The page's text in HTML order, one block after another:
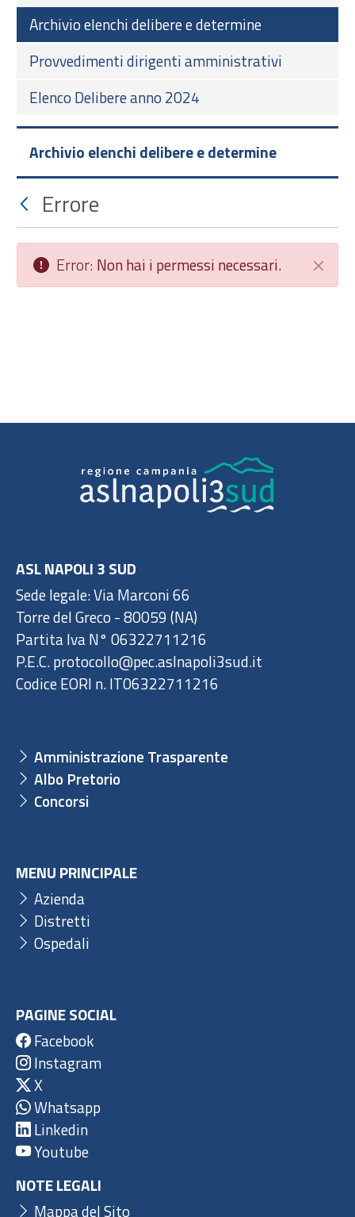
Archivio elenchi delibere e determine
Provvedimenti dirigenti amministrativi
Elenco Delibere anno 2024
Archivio elenchi delibere e determine
Errore
Chiudi
Error: Non hai i permessi necessari.
ASL NAPOLI 3 SUD
Sede legale: Via Marconi 66
Torre del Greco - 80059 (NA)
Partita Iva N° 06322711216
P.E.C. protocollo@pec.aslnapoli3sud.it
Codice EORI n. IT06322711216
Amministrazione Trasparente
Albo Pretorio
Concorsi
MENU PRINCIPALE
Azienda
Distretti
Ospedali
PAGINE SOCIAL
Facebook
Instagram
X
Whatsapp
Linkedin
Youtube
NOTE LEGALI
Mappa del Sito